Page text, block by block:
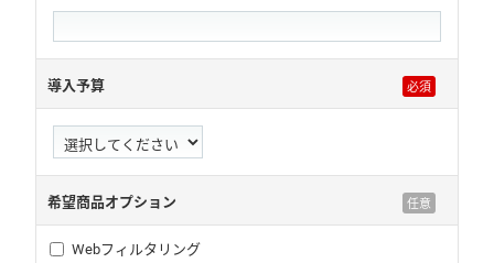
導入予算
希望商品オプション
Webフィルタリング